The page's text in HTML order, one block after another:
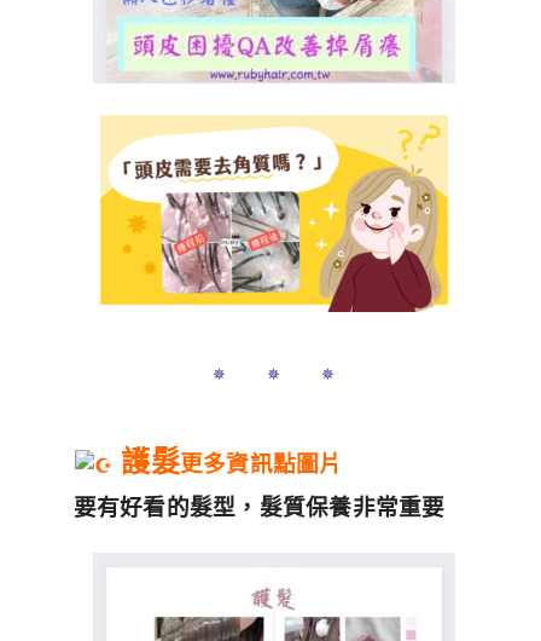
✵ ✵ ✵
護髮更多資訊點圖片
要有好看的髮型，髮質保養非常重要